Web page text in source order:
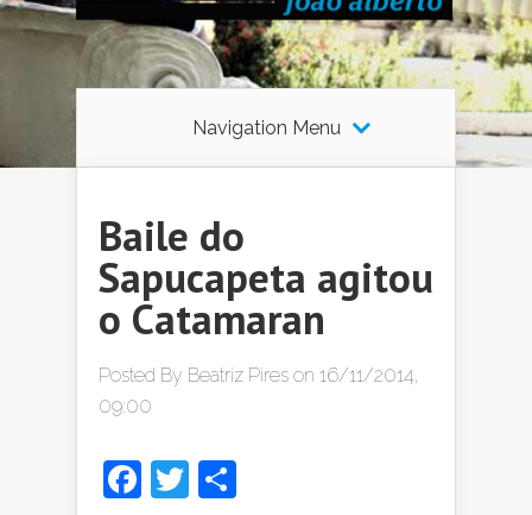
Navigation Menu
Baile do
Sapucapeta agitou
o Catamaran
Posted By Beatriz Pires on 16/11/2014,
09:00
Facebook
Twitter